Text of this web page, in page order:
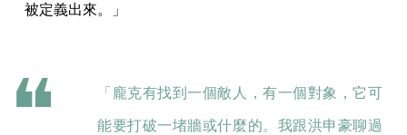
被定義出來。」
「龐克有找到一個敵人，有一個對象，它可
能要打破一堵牆或什麼的。我跟洪申豪聊過